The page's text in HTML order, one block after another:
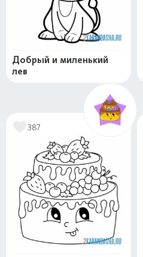
Добрый и миленький
лев
387